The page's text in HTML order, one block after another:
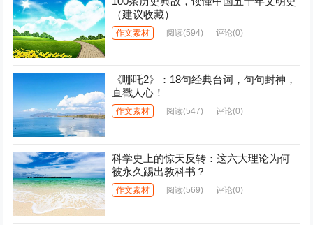
（建议收藏）
作文素材 阅读(594) 评论(0)
《哪吒2》：18句经典台词，句句封神，
直戳人心！
作文素材 阅读(547) 评论(0)
科学史上的惊天反转：这六大理论为何
被永久踢出教科书？
作文素材 阅读(569) 评论(0)